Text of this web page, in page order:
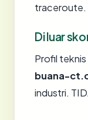
traceroute.
Di luar
Profil
buana-
industri.